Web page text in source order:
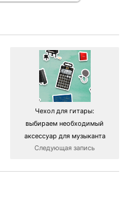
Чехол для гитары:
выбираем необходимый
аксессуар для музыканта
Следующая запись